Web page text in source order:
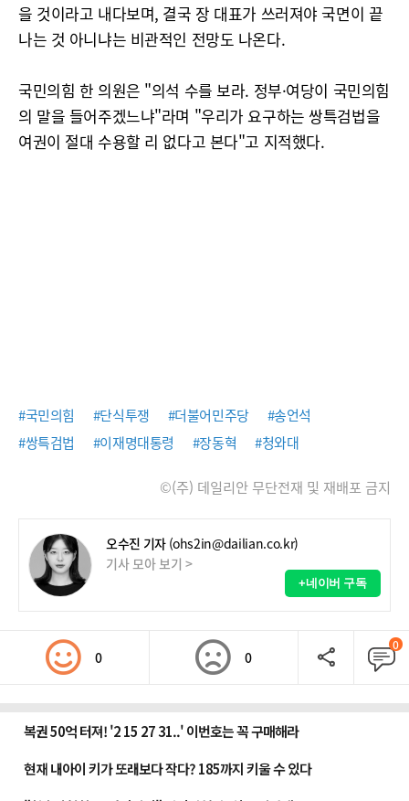
을 것이라고 내다보며, 결국 장 대표가 쓰러져야 국면이 끝
나는 것 아니냐는 비관적인 전망도 나온다.
국민의힘 한 의원은 "의석 수를 보라. 정부·여당이 국민의힘
의 말을 들어주겠느냐"라며 "우리가 요구하는 쌍특검법을
여권이 절대 수용할 리 없다고 본다"고 지적했다.
#국민의힘 #단식투쟁 #더불어민주당
#송언석
#쌍특검법
#이재명대통령 #장동혁 #청와대
©(주) 데일리안 무단전재 및 재배포 금지
오수진 기자 (ohs2in@dailian.co.kr)
기사 모아 보기 >
+네이버 구독
0 0
0